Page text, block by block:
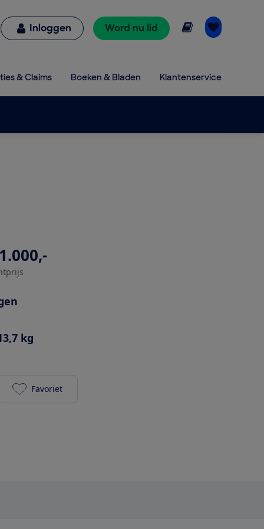
Inloggen Word nu lid Online lezen
& Claims Boeken & Bladen Klantenservice
kg
Joolz Geo 3 toevoegen aan je favorieten
Favoriet